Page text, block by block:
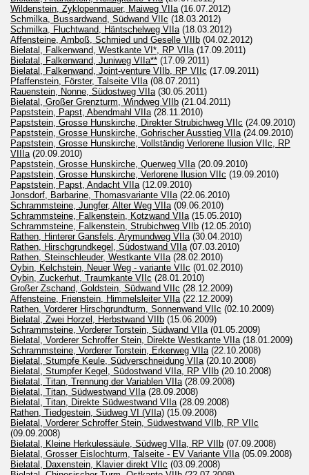
Wildenstein, Zyklopenmauer, Maiweg VIIa (16.07.2012)
Schmilka, Bussardwand, Südwand VIIc (18.03.2012)
Schmilka, Fluchtwand, Häntschelweg VIIa (18.03.2012)
Affensteine, Amboß, Schmied und Geselle VIIb (04.02.2012)
Bielatal, Falkenwand, Westkante VI*, RP VIIa (17.09.2011)
Bielatal, Falkenwand, Juniweg VIIa** (17.09.2011)
Bielatal, Falkenwand, Joint-venture VIIb, RP VIIc (17.09.2011)
Pfaffenstein, Förster, Talseite VIIa (08.07.2011)
Rauenstein, Nonne, Südostweg VIIa (30.05.2011)
Bielatal, Großer Grenzturm, Windweg VIIb (21.04.2011)
Papststein, Papst, Abendmahl VIIa (28.11.2010)
Papststein, Grosse Hunskirche, Direkter Strubichweg VIIc (24.09.2010)
Papststein, Grosse Hunskirche, Gohrischer Ausstieg VIIa (24.09.2010)
Papststein, Grosse Hunskirche, Vollständig Verlorene Ilusion VIIc, RP
VIIIa (20.09.2010)
Papststein, Grosse Hunskirche, Querweg VIIa (20.09.2010)
Papststein, Grosse Hunskirche, Verlorene Ilusion VIIc (19.09.2010)
Papststein, Papst, Andacht VIIa (12.09.2010)
Jonsdorf, Barbarine, Thomasvariante VIIa (22.06.2010)
Schrammsteine, Jungfer, Alter Weg VIIa (09.06.2010)
Schrammsteine, Falkenstein, Kotzwand VIIa (15.05.2010)
Schrammsteine, Falkenstein, Strubichweg VIIb (12.05.2010)
Rathen, Hinterer Gansfels, Arymundweg VIIa (30.04.2010)
Rathen, Hirschgrundkegel, Südostwand VIIa (07.03.2010)
Rathen, Steinschleuder, Westkante VIIa (28.02.2010)
Oybin, Kelchstein, Neuer Weg - variante VIIc (01.02.2010)
Oybin, Zuckerhut, Traumkante VIIc (28.01.2010)
Großer Zschand, Goldstein, Südwand VIIc (28.12.2009)
Affensteine, Frienstein, Himmelsleiter VIIa (22.12.2009)
Rathen, Vorderer Hirschgrundturm, Sonnenwand VIIc (02.10.2009)
Bielatal, Zwei Horzel, Herbstwand VIIb (15.06.2009)
Schrammsteine, Vorderer Torstein, Südwand VIIa (01.05.2009)
Bielatal, Vorderer Schroffer Stein, Direkte Westkante VIIa (18.01.2009)
Schrammsteine, Vorderer Torstein, Erkerweg VIIa (22.10.2008)
Bielatal, Stumpfe Keule, Südverschneidung VIIa (20.10.2008)
Bielatal, Stumpfer Kegel, Südostwand VIIa, RP VIIb (20.10.2008)
Bielatal, Titan, Trennung der Variablen VIIa (28.09.2008)
Bielatal, Titan, Südwestwand VIIa (28.09.2008)
Bielatal, Titan, Direkte Südwestwand VIIa (28.09.2008)
Rathen, Tiedgestein, Südweg VI (VIIa) (15.09.2008)
Bielatal, Vorderer Schroffer Stein, Südwestwand VIIb, RP VIIc
(09.09.2008)
Bielatal, Kleine Herkulessäule, Südweg VIIa, RP VIIb (07.09.2008)
Bielatal, Grosser Eislochturm, Talseite - EV Variante VIIa (05.09.2008)
Bielatal, Daxenstein, Klavier direkt VIIc (03.09.2008)